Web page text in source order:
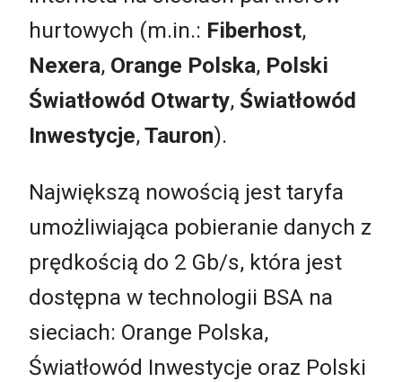
hurtowych (m.in.: Fiberhost,
Nexera, Orange Polska, Polski
Światłowód Otwarty, Światłowód
Inwestycje,Tauron).
Największą nowością jest taryfa
umożliwiająca pobieranie danych z
prędkością do 2 Gb/s, która jest
dostępna w technologii BSA na
sieciach: Orange Polska,
Światłowód Inwestycje oraz Polski